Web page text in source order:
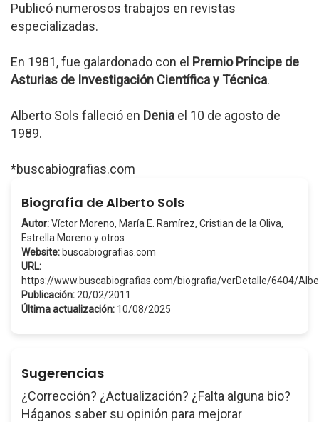
Publicó numerosos trabajos en revistas
especializadas.
En 1981, fue galardonado con el Premio Príncipe de
Asturias de Investigación Científica y Técnica.
Alberto Sols falleció en Denia el 10 de agosto de
1989.
*buscabiografias.com
Biografía de Alberto Sols
Autor:Víctor Moreno, María E. Ramírez, Cristian de la Oliva,
Estrella Moreno y otros
Website: buscabiografias.com
URL:
https://www.buscabiografias.com/biografia/verDetalle/6404/
Publicación: 20/02/2011
Última actualización: 10/08/2025
Sugerencias
¿Corrección? ¿Actualización? ¿Falta alguna bio?
Háganos saber su opinión para mejorar